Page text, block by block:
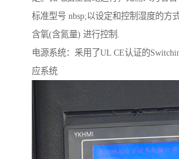
标准型号 nbsp;以设定和控制湿度的方
含氧(含氮量) 进行控制.
电源系统：釆用了UL CE认证的
应系统